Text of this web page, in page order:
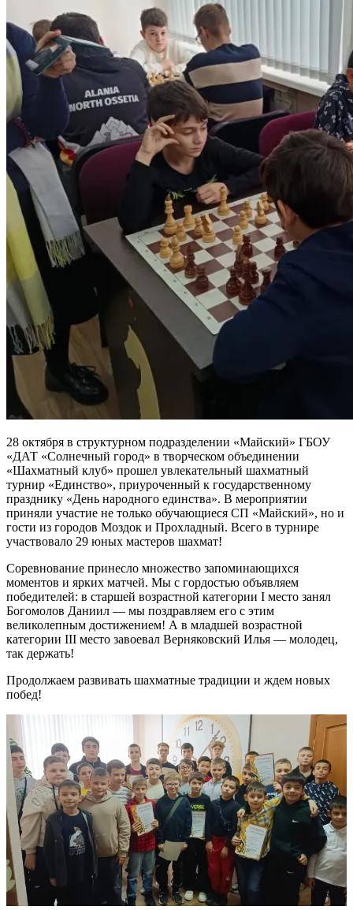
28 октября в структурном подразделении «Майский» ГБОУ
«ДАТ «Солнечный город» в творческом объединении
«Шахматный клуб» прошел увлекательный шахматный
турнир «Единство», приуроченный к государственному
празднику «День народного единства». В мероприятии
приняли участие не только обучающиеся СП «Майский», но и
гости из городов Моздок и Прохладный. Всего в турнире
участвовало 29 юных мастеров шахмат!
Соревнование принесло множество запоминающихся
моментов и ярких матчей. Мы с гордостью объявляем
победителей: в старшей возрастной категории I место занял
Богомолов Даниил — мы поздравляем его с этим
великолепным достижением! А в младшей возрастной
категории III место завоевал Верняковский Илья — молодец,
так держать!
Продолжаем развивать шахматные традиции и ждем новых
побед!